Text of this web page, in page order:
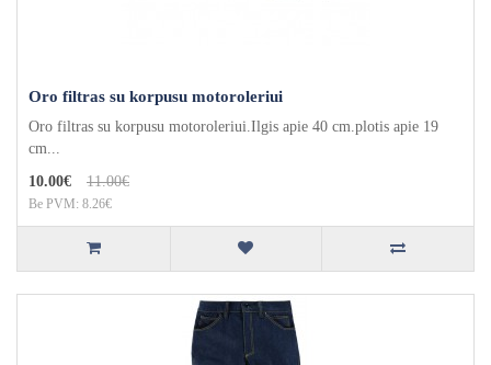
Oro filtras su korpusu motoroleriui
Oro filtras su korpusu motoroleriui.Ilgis apie 40 cm.plotis apie 19
cm...
10.00€
11.00€
Be PVM: 8.26€